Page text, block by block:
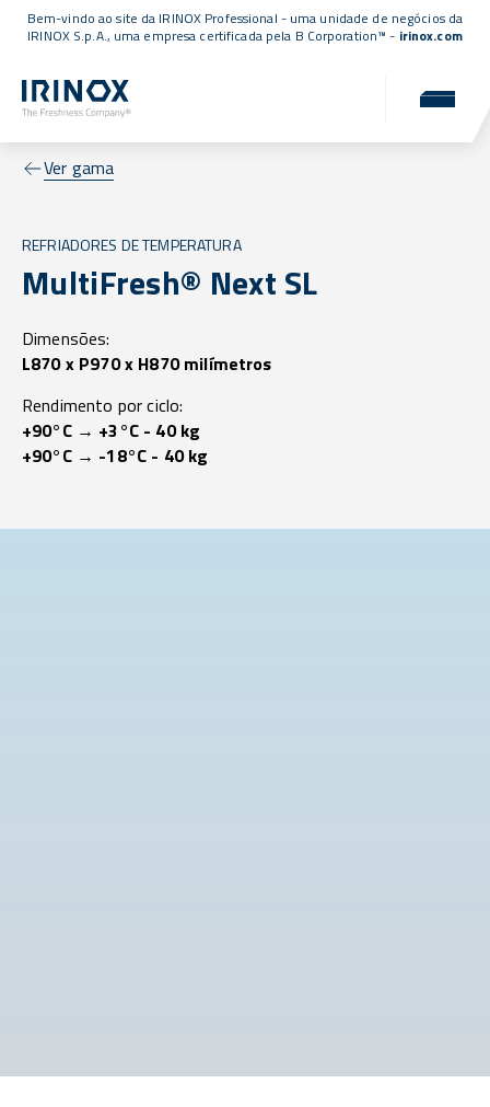
Bem-vindo ao site da IRINOX Professional - uma unidade de negócios da
IRINOX S.p.A., uma empresa certificada pela B Corporation™ - irinox.com
Ver gama
REFRIADORES DE TEMPERATURA
MultiFresh® Next SL
Dimensões:
L870 x P970 x H870 milímetros
Rendimento por ciclo:
+90°C → +3°C - 40 kg
+90°C → -18°C - 40 kg